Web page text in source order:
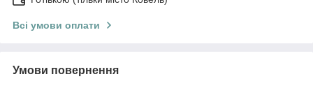
Всі умови оплати
Умови повернення